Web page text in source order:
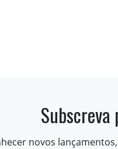
Subscreva
novos